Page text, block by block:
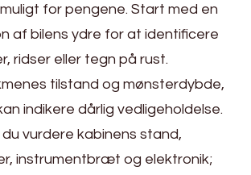
for pengene. Start med en
af bilens ydre for at identificere
ridser eller tegn på rust.
tilstand og mønsterdybde,
indikere dårlig vedligeholdelse.
vurdere kabinens stand,
instrumentbræt og elektronik;